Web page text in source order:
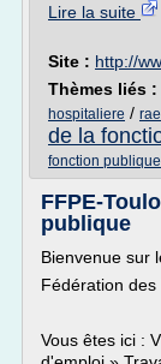
Lire la suite
Site : http://
Thèmes liés :
hospitaliere /
de la
fonction
FFPE-
publique
Bienvenue sur
Fédération
Vous êtes ici :